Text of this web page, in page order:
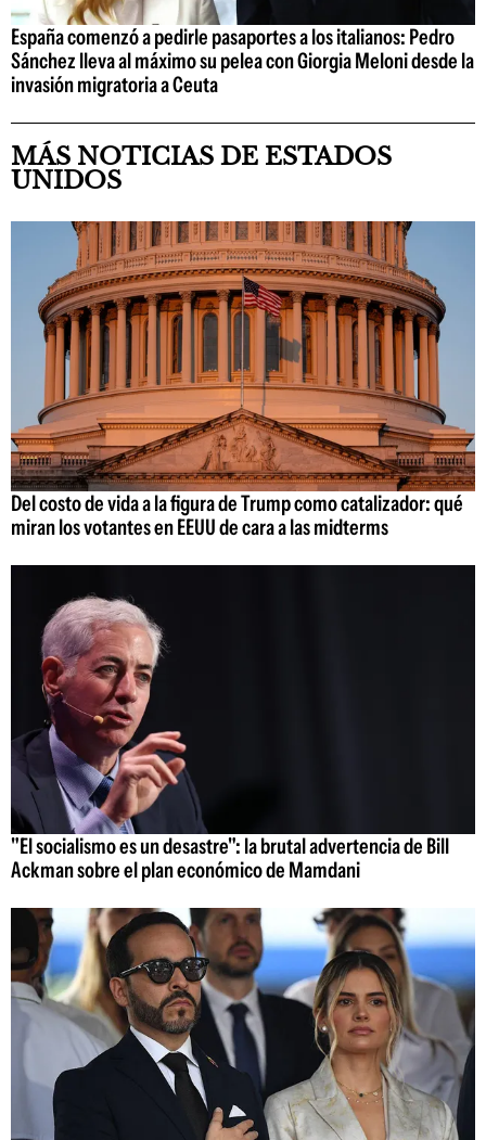
España comenzó a pedirle pasaportes a los italianos: Pedro
Sánchez lleva al máximo su pelea con Giorgia Meloni desde la
invasión migratoria a Ceuta
MÁS NOTICIAS DE ESTADOS
UNIDOS
Del costo de vida a la figura de Trump como catalizador: qué
miran los votantes en EEUU de cara a las midterms
"El socialismo es un desastre": la brutal advertencia de Bill
Ackman sobre el plan económico de Mamdani